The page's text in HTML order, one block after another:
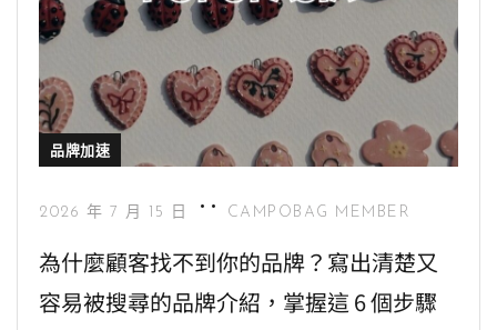
品牌加速
2026 年 7 月 15 日 CAMPOBAG MEMBER
為什麼顧客找不到你的品牌？寫出清楚又
容易被搜尋的品牌介紹，掌握這 6 個步驟